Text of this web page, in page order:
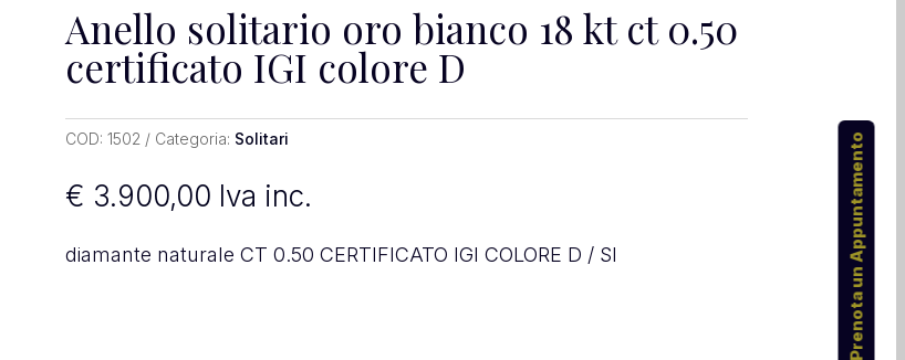
Anello solitario oro bianco 18 kt ct 0.50
certificato IGI colore D
COD: 1502 Categoria: Solitari
€ 3.900,00 Iva inc.
diamante naturale CT 0.50 CERTIFICATO IGI COLORE D / SI Prenota un Appuntamento